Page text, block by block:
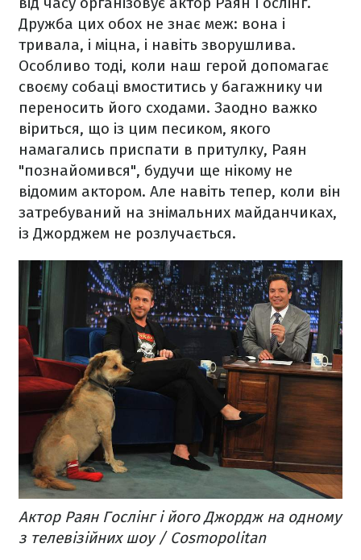
Дружба цих обох не знає меж: вона і
тривала, і міцна, і навіть зворушлива.
Особливо тоді, коли наш герой допомагає
своєму собаці вмоститись у багажнику чи
переносить його сходами. Заодно важко
віриться, що із цим песиком, якого
намагались приспати в притулку, Раян
"познайомився", будучи ще нікому не
відомим актором. Але навіть тепер, коли він
затребуваний на знімальних майданчиках,
із Джорджем не розлучається.
Актор Раян Гослінг і його Джордж на одному
з телевізійних шоу / Cosmopolitan